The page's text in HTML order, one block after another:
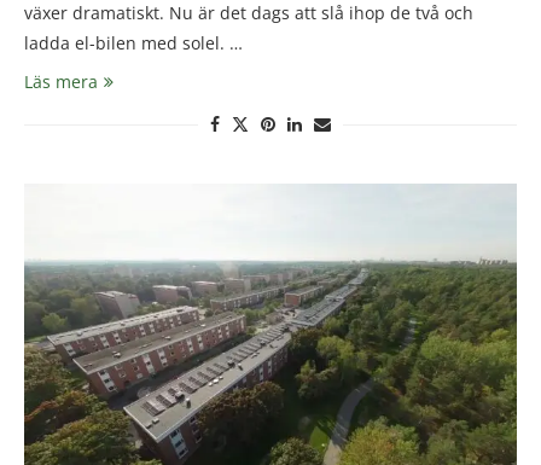
växer dramatiskt. Nu är det dags att slå ihop de två och
ladda el-bilen med solel. …
Läs mera